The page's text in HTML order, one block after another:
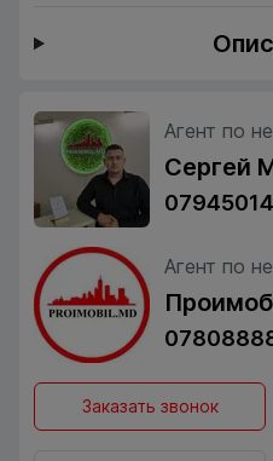
Агент по
Сергей
Агент по
Заказать звонок